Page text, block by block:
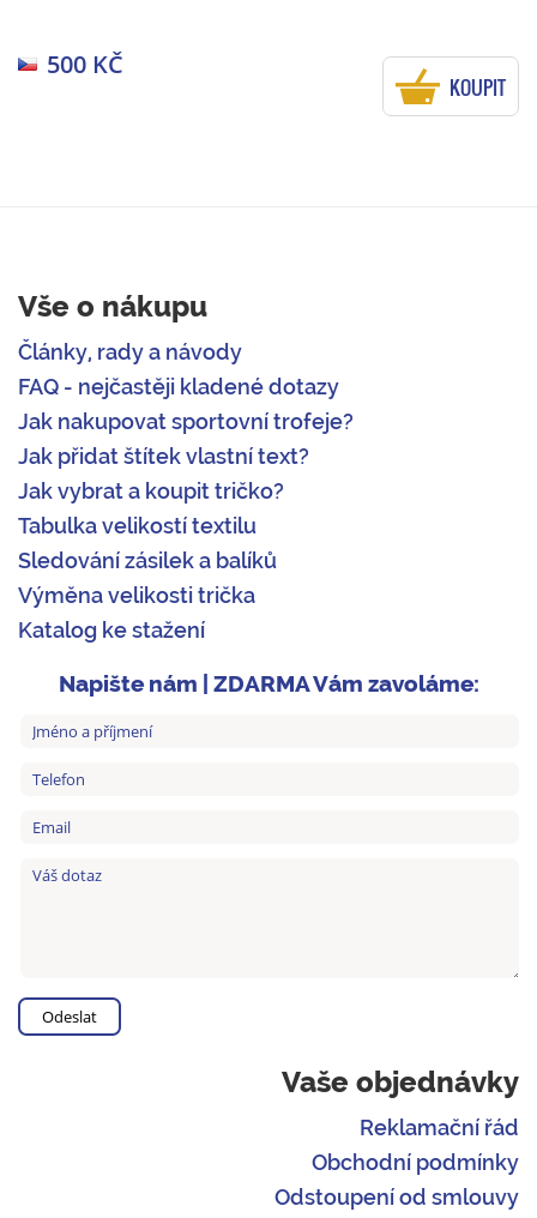
500 KČ
KOUPIT
Vše o nákupu
Články, rady a návody
FAQ - nejčastěji kladené dotazy
Jak nakupovat sportovní trofeje?
Jak přidat štítek vlastní text?
Jak vybrat a koupit tričko?
Tabulka velikostí textilu
Sledování zásilek a balíků
Výměna velikosti trička
Katalog ke stažení
Napište nám | ZDARMA Vám zavoláme:
Vaše objednávky
Reklamační řád
Obchodní podmínky
Odstoupení od smlouvy